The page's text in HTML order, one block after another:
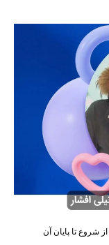
شروع تا پایان آن